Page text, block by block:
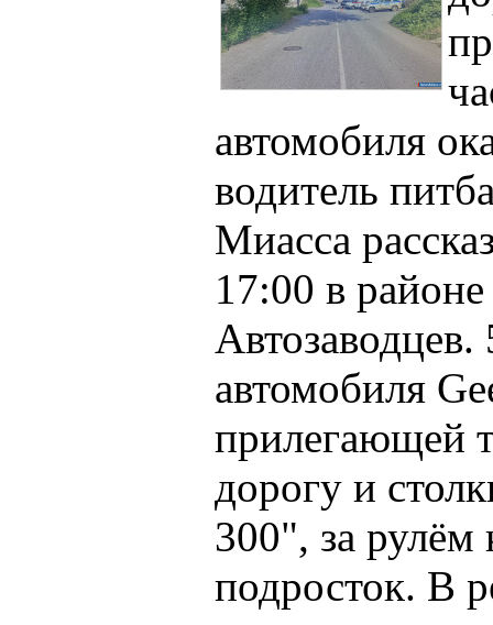
автомобиля
водитель
Миасса
17:00 в
Автозаводцев.
автомобиля
прилегающей
дорогу и
300", за рулём
подросток. В